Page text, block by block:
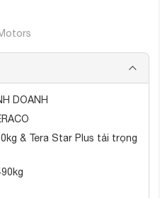
DOANH
& Tera Star Plus tải trọng